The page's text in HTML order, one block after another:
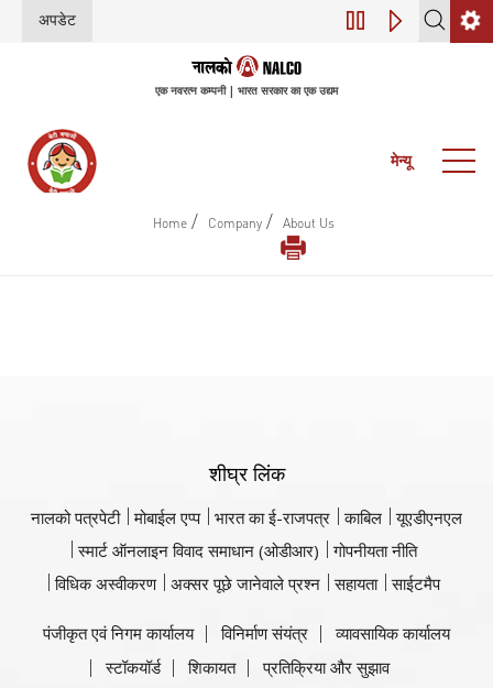
अपडेट डिजिटल परिवर्तन
एक नवरत्न कम्पनी | भारत सरकार का एक उद्यम
मेन्यू
Home / Company / About Us
शीघ्र लिंक
नालको पत्रपेटी मोबाईल एप्प भारत का ई-राजपत्र काबिल
यूएडीएनएल
स्मार्ट ऑनलाइन विवाद समाधान (ओडीआर)
गोपनीयता नीति
विधिक अस्वीकरण
अक्सर पूछे जानेवाले प्रश्न सहायता साईटमैप
पंजीकृत एवं निगम कार्यालय विनिर्माण संयंत्र
व्यावसायिक कार्यालय
स्टॉकयॉर्ड
शिकायत प्रतिक्रिया और सुझाव